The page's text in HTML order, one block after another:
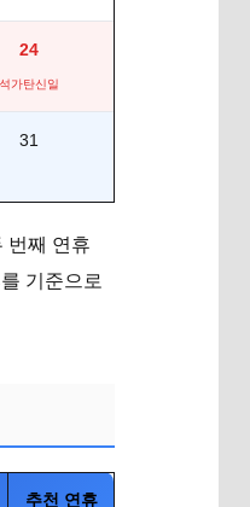
24
석가탄신일
31
번째 연휴
기준으로
추천 연휴